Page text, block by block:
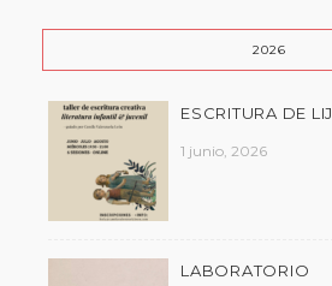
2026
ESCRITURA DE LIJ
1 junio, 2026
LABORATORIO